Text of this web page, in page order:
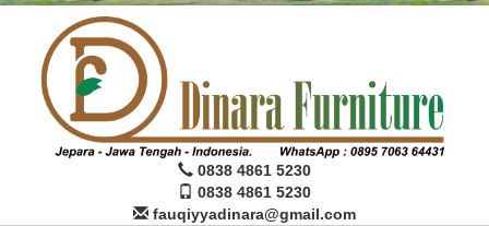
0838 4861 5230
0838 4861 5230
fauqiyyadinara@gmail.com